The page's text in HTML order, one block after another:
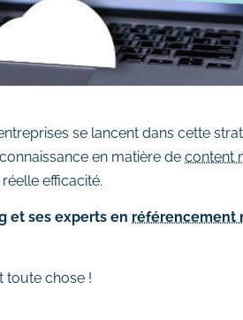
se lancent dans cette
en matière de content
efficacité.
et ses experts en référencement
toute chose !